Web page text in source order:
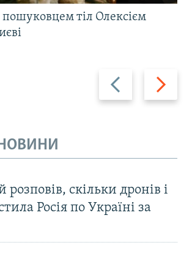
Назад Вперед
тіл Олексієм
розповів, скільки дронів і
Росія по Україні за